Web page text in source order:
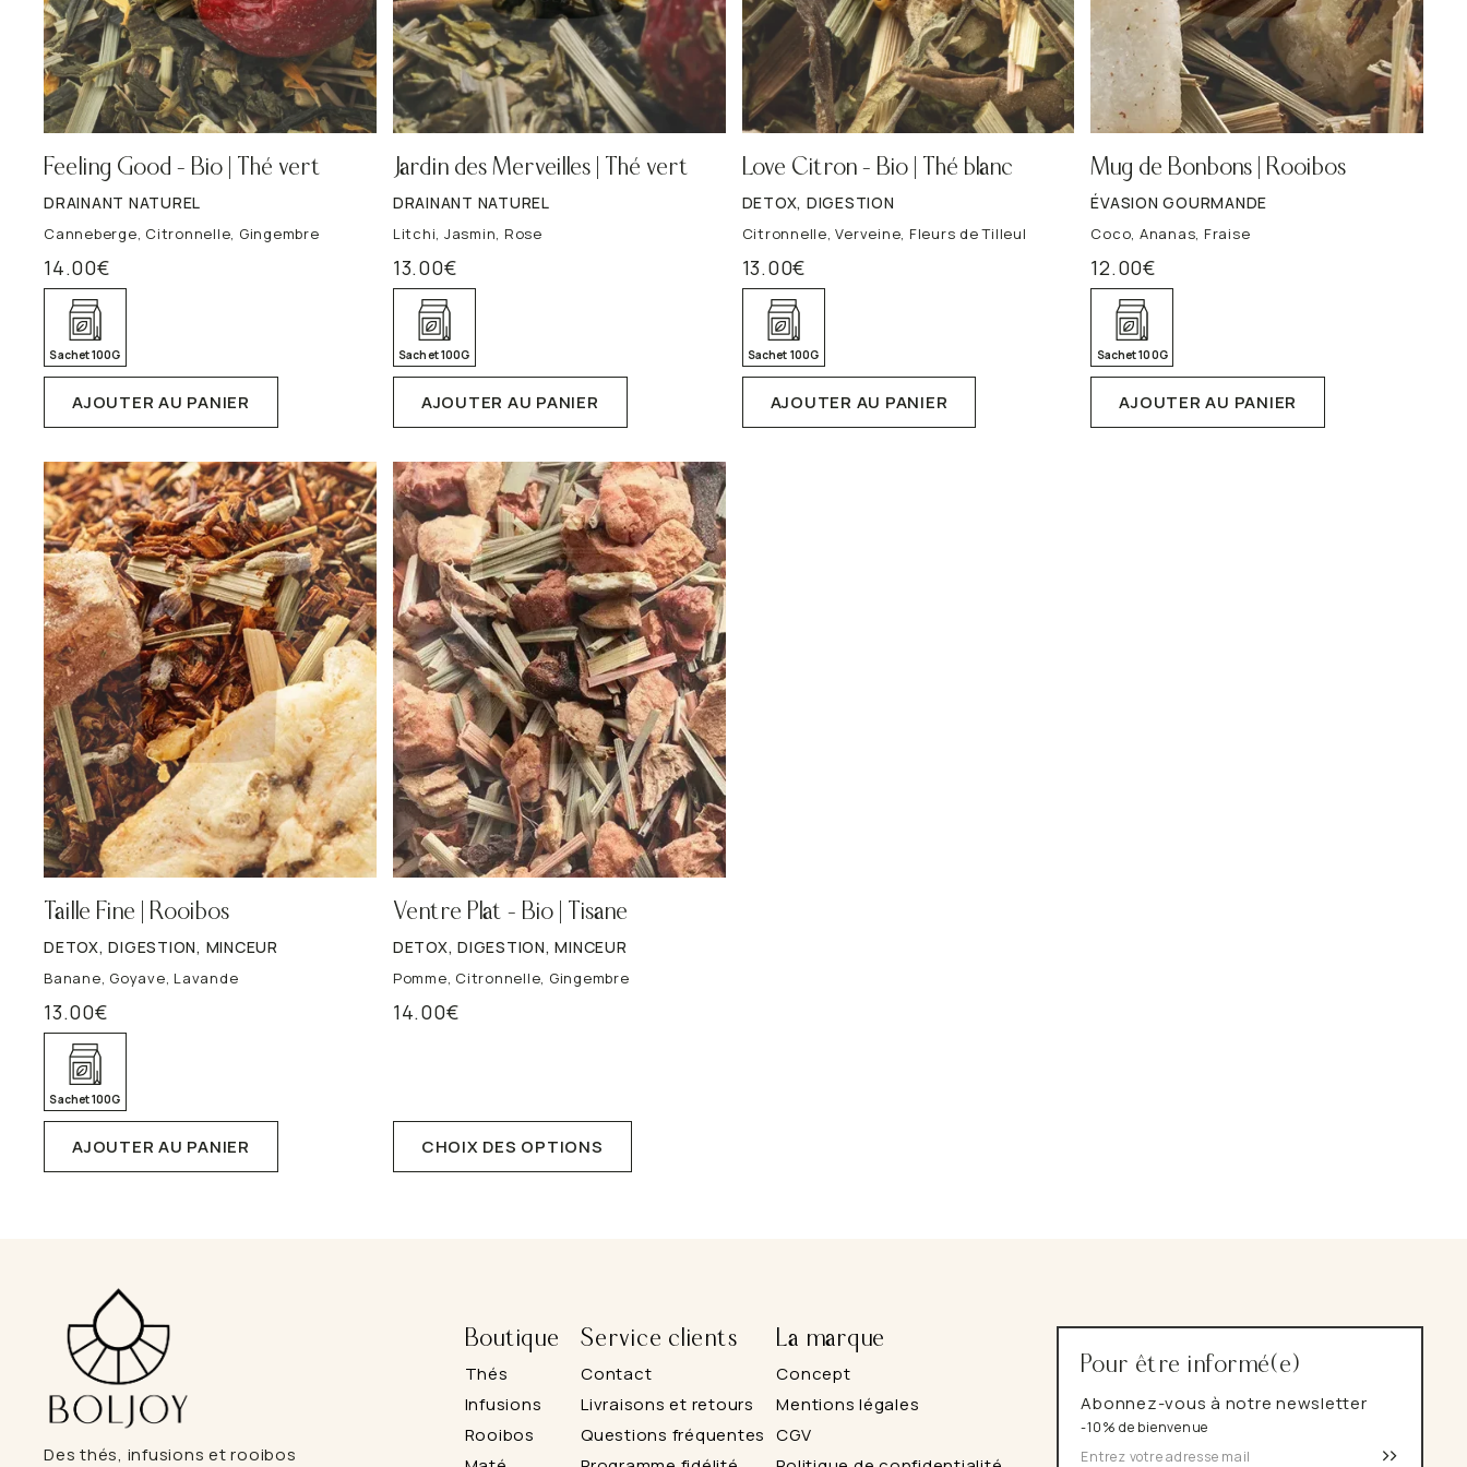
Sélection détox de saison Le format idéal au quotidien Rooibos, naturellement
Detox
VOIR TOUT
Minceur
VOIR TOUT
Digestion
VOIR TOUT
Sommeil
VOIR TOUT
Cycle féminin
VOIR TOUT
Énergie
VOIR TOUT
Feeling Good – Bio | Thé vert
DRAINANT NATUREL
Canneberge, Citronnelle, Gingembre
14.00€
Sachet 100G
AJOUTER AU PANIER
Jardin des Merveilles | Thé vert
DRAINANT NATUREL
Litchi, Jasmin, Rose
13.00€
Sachet 100G
AJOUTER AU PANIER
Love Citron – Bio | Thé blanc
DETOX, DIGESTION
Citronnelle, Verveine, Fleurs de Tilleul
13.00€
Sachet 100G
AJOUTER AU PANIER
Mug de Bonbons | Rooibos
ÉVASION GOURMANDE
Coco, Ananas, Fraise
12.00€
Sachet 100G
AJOUTER AU PANIER
Taille Fine | Rooibos
DETOX, DIGESTION, MINCEUR
Banane, Goyave, Lavande
13.00€
Sachet 100G
AJOUTER AU PANIER
Ventre Plat – Bio | Tisane
DETOX, DIGESTION, MINCEUR
Pomme, Citronnelle, Gingembre
14.00€
CHOIX DES OPTIONS
options
peuvent
Des thés, infusions et rooibos
Boutique
Thés
Infusions
Rooibos
Service clients
Contact
Livraisons et retours
Questions fréquentes
La marque
Concept
Mentions légales
CGV
Pour être informé(e)
Abonnez-vous à notre newsletter
-10% de bienvenue
>>